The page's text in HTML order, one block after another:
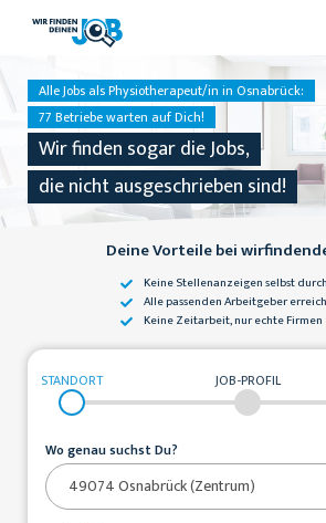
Alle Jobs als Physiotherapeut/in in Osnabrück:
77 Betriebe warten auf Dich!
Wir finden sogar die Jobs,
die nicht ausgeschrieben sind!
Deine Vorteile bei
Keine Stellenanzeigenselbst
Alle passendenArbeitgeber
Keine Zeitarbeit,nur echte Firmen
STANDORT JOB-PROFIL
Wo genau suchst Du?